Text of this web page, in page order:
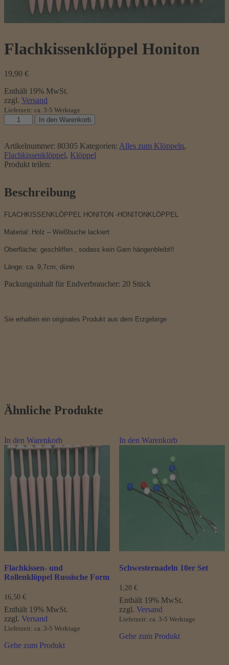
Flachkissenklöppel Honiton
19,90 €
Enthält 19% MwSt.
zzgl. Versand
Lieferzeit: ca. 3-5 Werktage
Flachkissenklöppel
Honiton
In den Warenkorb
Artikelnummer: 80305 Kategorien: Alles zum Klöppeln,
Flachkissenklöppel, Klöppel
Produkt teilen:
Beschreibung
FLACHKISSENKLÖPPEL HONITON -HONITONKLÖPPEL
Material: Holz – Weißbuche lackiert
Oberfläche: geschliffen , sodass kein Garn hängenbleibt!!
Länge: ca. 9,7cm, dünn
Packungsinhalt für Endverbraucher: 20 Stück
Sie erhalten ein originales Produkt aus dem Erzgebirge
Ähnliche Produkte
In den Warenkorb
Flachkissen- und
Rollenklöppel Russische Form
16,50 €
Enthält 19% MwSt.
zzgl. Versand
Lieferzeit: ca. 3-5 Werktage
Gehe zum Produkt
In den Warenkorb
Schwesternadeln 10er Set
1,20 €
Enthält 19% MwSt.
zzgl. Versand
Lieferzeit: ca. 3-5 Werktage
Gehe zum Produkt